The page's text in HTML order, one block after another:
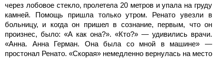
через лобовое стекло, пролетела 20 метров и упала на груду
камней. Помощь пришла только утром. Ренато увезли в
больницу, и когда он пришел в сознание, первым, что он
произнес, было: «А как она?». «Кто?» — удивились врачи.
«Анна. Анна Герман. Она была со мной в машине» —
простонал Ренато. «Скорая» немедленно вернулась на место